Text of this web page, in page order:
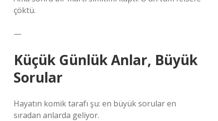
çöktü.
—
Küçük Günlük Anlar, Büyük
Sorular
Hayatın komik tarafı şu: en büyük sorular en
sıradan anlarda geliyor.